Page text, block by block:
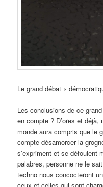
Le grand débat «
Les conclusions de ce
en compte ? D’ores et
monde aura compris que le
compte désamorcer la
s’expriment et se défoulent
palabres, personne ne le
techno nous concocteront